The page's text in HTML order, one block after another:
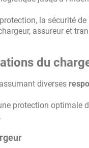
la sécurité
assureur et
du
diverses
protection optimale